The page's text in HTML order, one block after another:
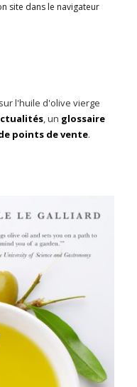
site dans le navigateur
l'huile d'olive vierge
, un glossaire
points de vente.